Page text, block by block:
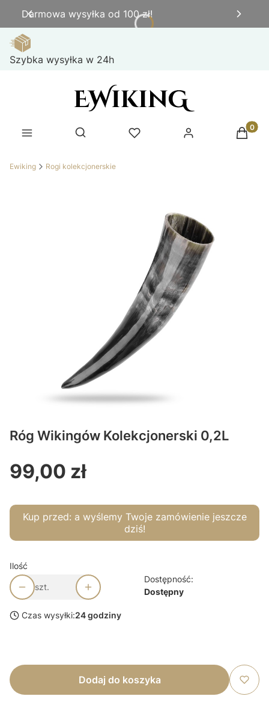
Darmowa wysyłka od 100 zł!
Szybka wysyłka w 24h
Otwórz wyszukiwarkę
Ewiking Rogi kolekcjonerskie
Róg Wikingów Kolekcjonerski 0,2L
Cena
99,00 zł
Kup przed: a wyślemy Twoje zamówienie jeszcze
dziś!
Ilość
szt.
Dostępność:
Dostępny
Czas wysyłki:24 godziny
Dodaj do koszyka